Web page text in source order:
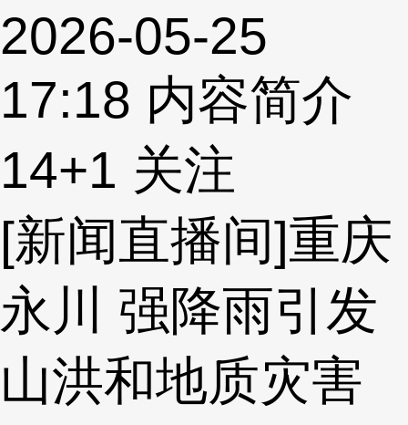
2026-05-25
17:18 内容简介
14+1 关注
[新闻直播间]重庆
永川 强降雨引发
山洪和地质灾害